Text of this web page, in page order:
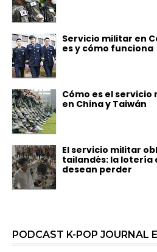
Servicio militar en
es y cómo funciona
Cómo es el
en China y Taiwán
El servicio militar
tailandés: la lotería
desean perder
PODCAST K-POP JOURNAL